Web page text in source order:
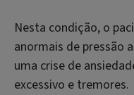
Nesta condição, o
anormais de pressão
uma crise de
excessivo e tremores.